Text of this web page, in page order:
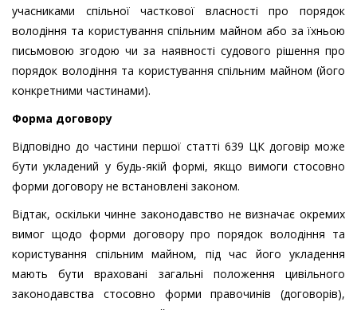
учасниками спільної часткової власності про порядок
володіння та користування спільним майном або за їхньою
письмовою згодою чи за наявності судового рішення про
порядок володіння та користування спільним майном (його
конкретними частинами).
Форма договору
Відповідно до частини першої статті 639 ЦК договір може
бути укладений у будь-якій формі, якщо вимоги стосовно
форми договору не встановлені законом.
Відтак, оскільки чинне законодавство не визначає окремих
вимог щодо форми договору про порядок володіння та
користування спільним майном, під час його укладення
мають бути враховані загальні положення цивільного
законодавства стосовно форми правочинів (договорів),